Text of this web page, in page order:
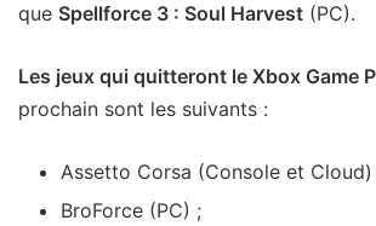
que Spellforce 3 : Soul Harvest (PC).
Les jeux qui quitteront le Xbox Game
prochain sont les suivants :
Assetto Corsa (Console et Cloud)
BroForce (PC) ;